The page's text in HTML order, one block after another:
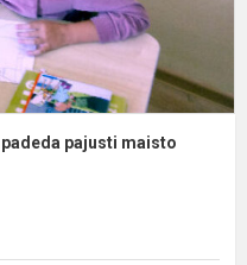
pajusti maisto